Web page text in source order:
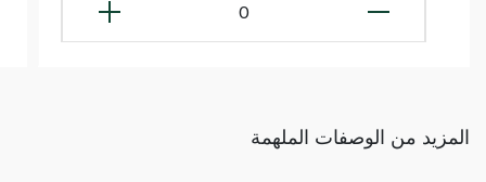
0
المزيد من الوصفات الملهمة